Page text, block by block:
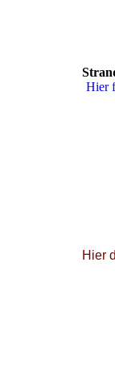
Hier
Hier